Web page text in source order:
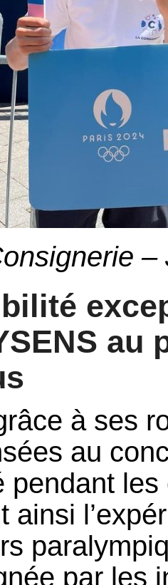
à ses
au
pendant
ainsi
par les